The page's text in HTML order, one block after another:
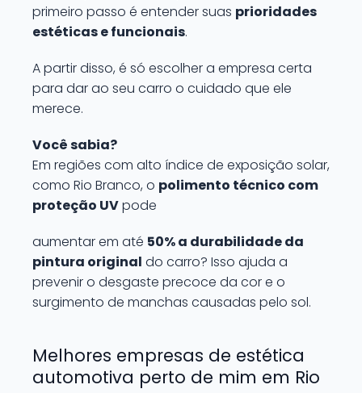
primeiro passo é entender suas prioridades
estéticas e funcionais.
A partir disso, é só escolher a empresa certa
para dar ao seu carro o cuidado que ele
merece.
Você sabia?
Em regiões com alto índice de exposição solar,
como Rio Branco, o polimento técnico com
proteção UVpode
aumentar em até 50% a durabilidade da
pintura original do carro? Isso ajuda a
prevenir o desgaste precoce da cor e o
surgimento de manchas causadas pelo sol.
Melhores empresas de estética
automotiva perto de mim em Rio